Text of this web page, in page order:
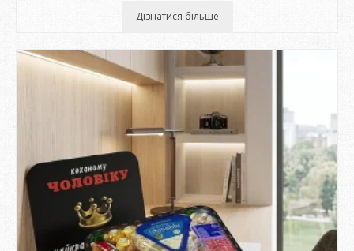
Дізнатися більше